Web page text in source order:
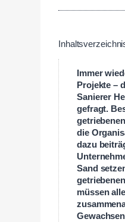
Immer
Projekte –
Sanierer
gefragt.
die
dazu
Sand
müssen